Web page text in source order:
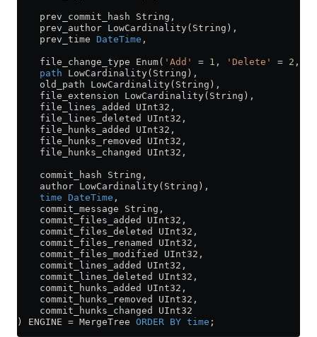
    prev_commit_hash String,
    prev_author LowCardinality(String),
    prev_time
DateTime ,
    file_change_type Enum(
'Add' = 1 , 'Delete' = 2 ,
    path
LowCardinality(String),
    old_path LowCardinality(String),
    file_extension LowCardinality(String),
    file_lines_added UInt32,
    file_lines_deleted UInt32,
    file_hunks_added UInt32,
    file_hunks_removed UInt32,
    file_hunks_changed UInt32,
    commit_hash String,
    author LowCardinality(String),
    time
DateTime ,
    commit_message String,
    commit_files_added UInt32,
    commit_files_deleted UInt32,
    commit_files_renamed UInt32,
    commit_files_modified UInt32,
    commit_lines_added UInt32,
    commit_lines_deleted UInt32,
    commit_hunks_added UInt32,
    commit_hunks_removed UInt32,
    commit_hunks_changed UInt32
) ENGINE = MergeTree ORDER BY time ;